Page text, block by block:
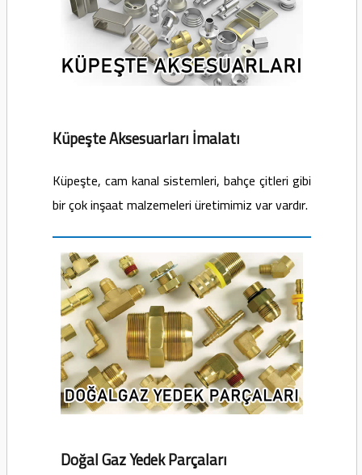
Küpeşte Aksesuarları İmalatı
Küpeşte, cam kanal sistemleri, bahçe çitleri gibi
bir çok inşaat malzemeleri üretimimiz var vardır.
Doğal Gaz Yedek Parçaları